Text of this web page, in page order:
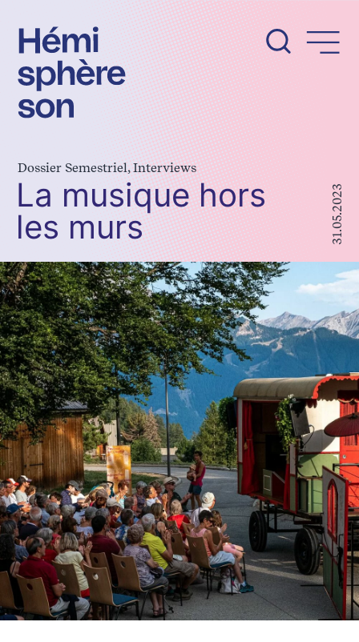
contenu
Dossier Semestriel, Interviews
La musique hors
les murs
31.05.2023